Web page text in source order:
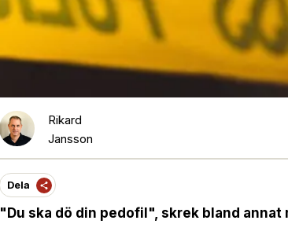
Rikard
Jansson
Dela
"Du ska dö din pedofil", skrek bland annat